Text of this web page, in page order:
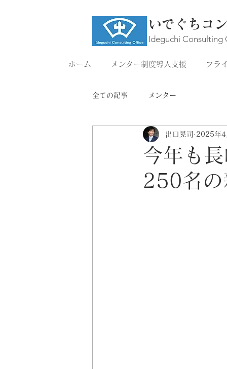
いでぐちコ
Ideguchi Consulting
ホーム メンター制度導入支援 フラ
全ての記事 メンター
今年も
250名の
出口晃司 2025年